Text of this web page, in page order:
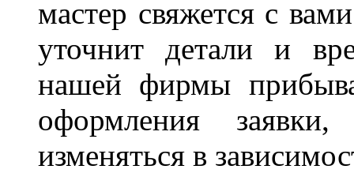
мастер свяжется с
уточнит детали и
нашей фирмы
оформления
изменяться в